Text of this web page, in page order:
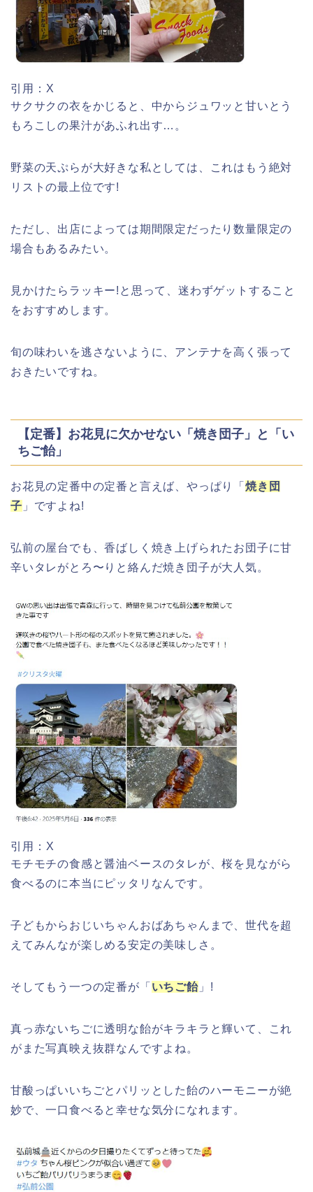
台・出店は?混雑情報も!
ピーチや予想有名人は誰?
角館桜まつり2026の屋台(出店)やライ
大河原桜まつり(千本桜)2026の屋台の
出店情報!混雑や渋滞も調査!
引用：X
サクサクの衣をかじると、中からジュワッと甘いとう
もろこしの果汁があふれ出す…。
野菜の天ぷらが大好きな私としては、これはもう絶対
リストの最上位です!
ただし、出店によっては期間限定だったり数量限定の
場合もあるみたい。
見かけたらラッキー!と思って、迷わずゲットすること
をおすすめします。
旬の味わいを逃さないように、アンテナを高く張って
おきたいですね。
【定番】お花見に欠かせない「焼き団子」と「い
ちご飴」
お花見の定番中の定番と言えば、やっぱり「 焼き団
子 」ですよね!
弘前の屋台でも、香ばしく焼き上げられたお団子に甘
辛いタレがとろ〜りと絡んだ焼き団子が大人気。
引用：X
モチモチの食感と醤油ベースのタレが、桜を見ながら
食べるのに本当にピッタリなんです。
子どもからおじいちゃんおばあちゃんまで、世代を超
えてみんなが楽しめる安定の美味しさ。
そしてもう一つの定番が「 いちご飴」!
真っ赤ないちごに透明な飴がキラキラと輝いて、これ
がまた写真映え抜群なんですよね。
甘酸っぱいいちごとパリッとした飴のハーモニーが絶
妙で、一口食べると幸せな気分になれます。